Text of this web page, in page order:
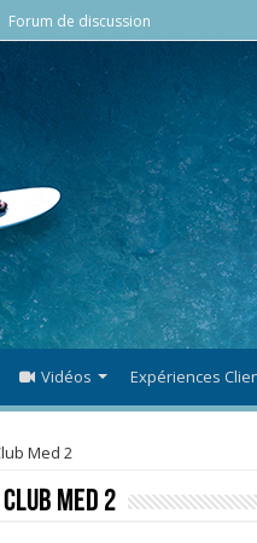
Forum de discussion
Vidéos Expériences
Med 2
Club Med 2